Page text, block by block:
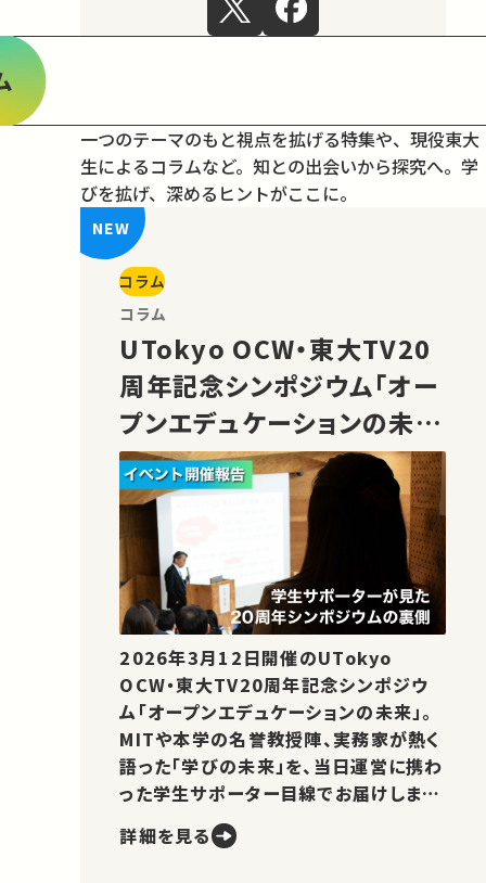
一つのテーマのもと視点を拡げる特集や、現役東大
生によるコラムなど。 知との出会いから探究へ。学
びを拡げ、深めるヒントがここに。
コラム
コラム
UTokyo OCW・東大TV20
周年記念シンポジウム「オー
プンエデュケーションの未
来」の様子をご紹介！
2026年3月12日開催のUTokyo
OCW・東大TV20周年記念シンポジウ
ム「オープンエデュケーションの未来」。
MITや本学の名誉教授陣、実務家が熱く
語った「学びの未来」を、当日運営に携わ
った学生サポーター目線でお届けしま
詳細を見る